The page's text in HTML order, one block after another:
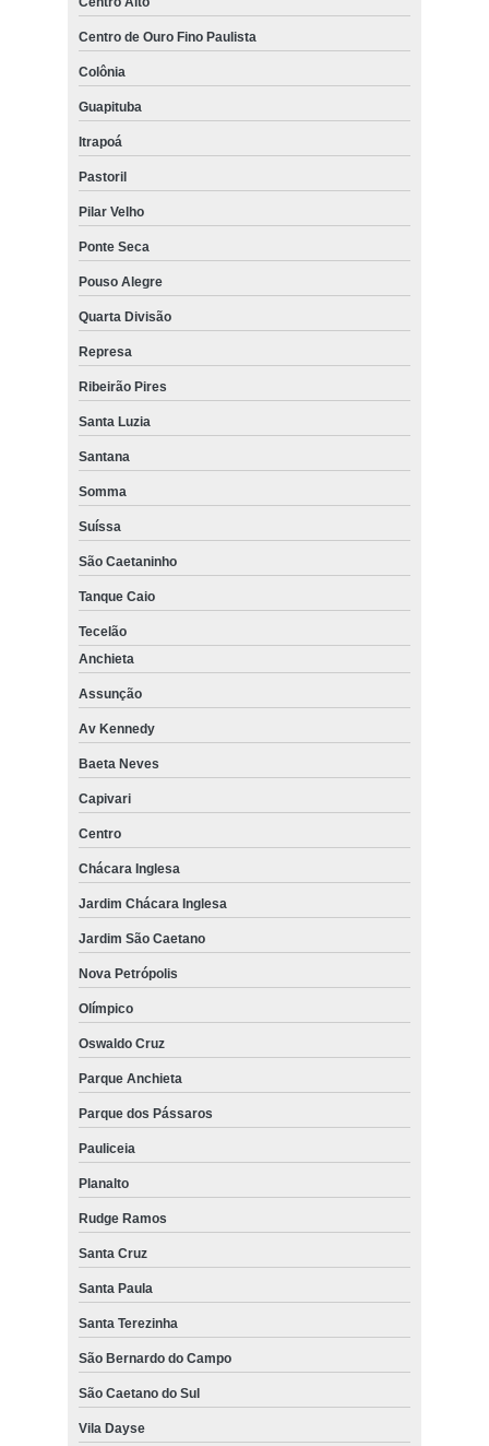
Centro de Ouro Fino Paulista
Colônia
Guapituba
Itrapoá
Pastoril
Pilar Velho
Ponte Seca
Pouso Alegre
Quarta Divisão
Represa
Ribeirão Pires
Santa Luzia
Santana
Somma
Suíssa
São Caetaninho
Tanque Caio
Tecelão
Anchieta
Assunção
Av Kennedy
Baeta Neves
Capivari
Centro
Chácara Inglesa
Jardim Chácara Inglesa
Jardim São Caetano
Nova Petrópolis
Olímpico
Oswaldo Cruz
Parque Anchieta
Parque dos Pássaros
Pauliceia
Planalto
Rudge Ramos
Santa Cruz
Santa Paula
Santa Terezinha
São Bernardo do Campo
São Caetano do Sul
Vila Dayse